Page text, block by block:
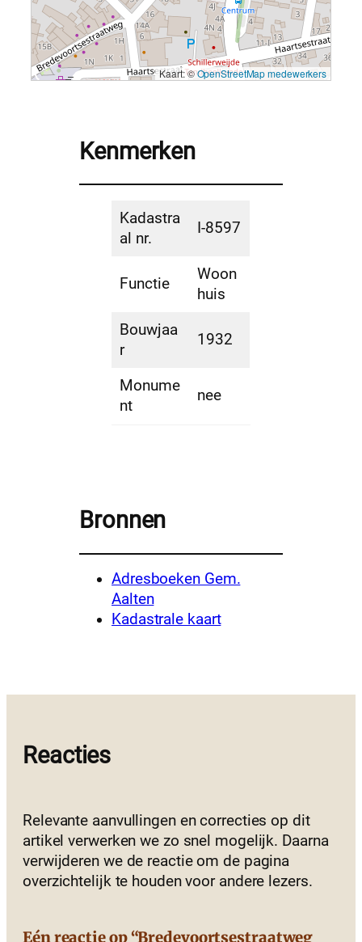
Kaart: ©OpenStreetMap medewerkers
Kenmerken
Kadastra
al nr.
I-8597
Functie
Woon
huis
Bouwjaa
r
1932
Monume
nt
nee
Bronnen
Adresboeken Gem.
Aalten
Kadastrale kaart
Reacties
Relevante aanvullingen en correcties op dit
artikel verwerken we zo snel mogelijk. Daarna
verwijderen we de reactie om de pagina
overzichtelijk te houden voor andere lezers.
Eén reactie op “Bredevoortsestraatweg